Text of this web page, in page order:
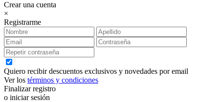
Crear una cuenta
×
Registrarme
Quiero recibir descuentos exclusivos y novedades por email
Ver los términos y condiciones
Finalizar registro
o iniciar sesión